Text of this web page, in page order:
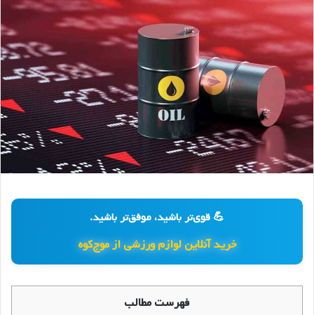
💪 قوی‌تر باشید، موفق‌تر باشید.
خرید آنلاین لوازم ورزشی از موج‌کوه
فهرست مطالب